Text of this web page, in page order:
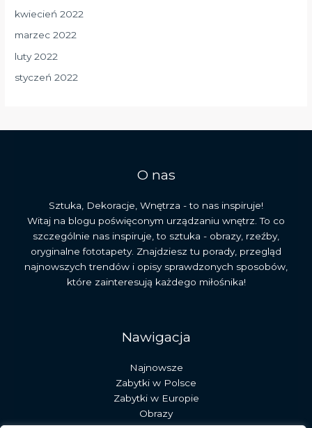
kwiecień 2022
marzec 2022
luty 2022
styczeń 2022
O nas
Sztuka, Dekoracje, Wnętrza - to nas inspiruje!
Witaj na blogu poświęconym urządzaniu wnętrz. To co
szczególnie nas inspiruje, to sztuka - obrazy, rzeźby,
oryginalne fototapety. Znajdziesz tu porady, przegląd
najnowszych trendów i opisy sprawdzonych sposobów,
które zainteresują każdego miłośnika!
Nawigacja
Najnowsze
Zabytki w Polsce
Zabytki w Europie
Obrazy